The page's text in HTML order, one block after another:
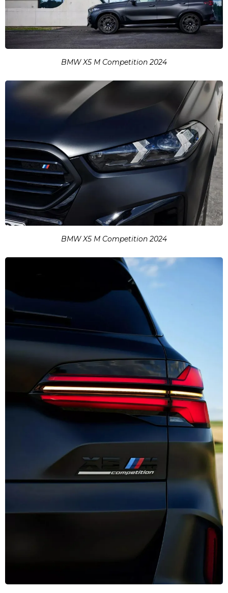
BMW X5 M Competition 2024
BMW X5 M Competition 2024